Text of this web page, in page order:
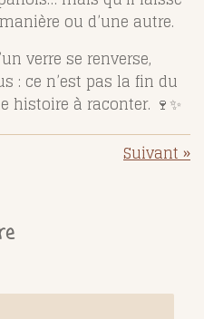
ou d’une autre.
verre se renverse,
: ce n’est pas la fin du
histoire à raconter. 🍷✨
Suivant»